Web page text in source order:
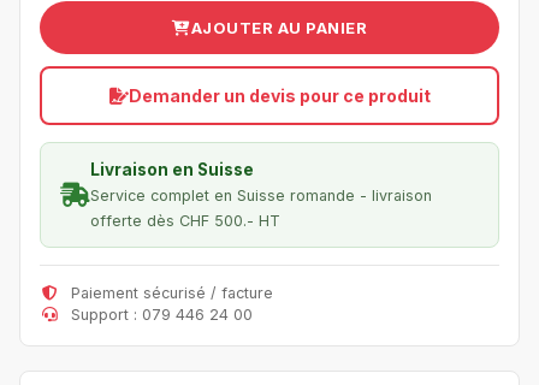
AJOUTER AU PANIER
Demander un devis pour ce produit
Livraison en Suisse
Service complet en Suisse romande - livraison
offerte dès CHF 500.- HT
Paiement sécurisé / facture
Support : 079 446 24 00